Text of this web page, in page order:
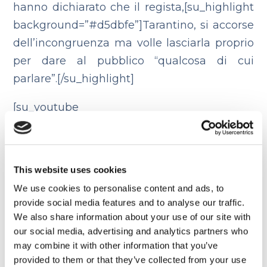
This website uses cookies
We use cookies to personalise content and ads, to
provide social media features and to analyse our traffic.
We also share information about your use of our site with
our social media, advertising and analytics partners who
may combine it with other information that you’ve
provided to them or that they’ve collected from your use
hanno dichiarato che il regista,[su_highlight
background=”#d5dbfe”]Tarantino, si accorse
dell’incongruenza ma volle lasciarla proprio
per dare al pubblico “qualcosa di cui
parlare”.[/su_highlight]
[su_youtube
url=”https://www.youtube.com/watch?
v=1c0FN8ajIlY”]
Signs
All’inizio del misterioso film diretto da M.
Night Shyamalan gli alieni si muovono
indisturbati attraverso i campi di grano
bagnati di rugiada nel cuore della notte.